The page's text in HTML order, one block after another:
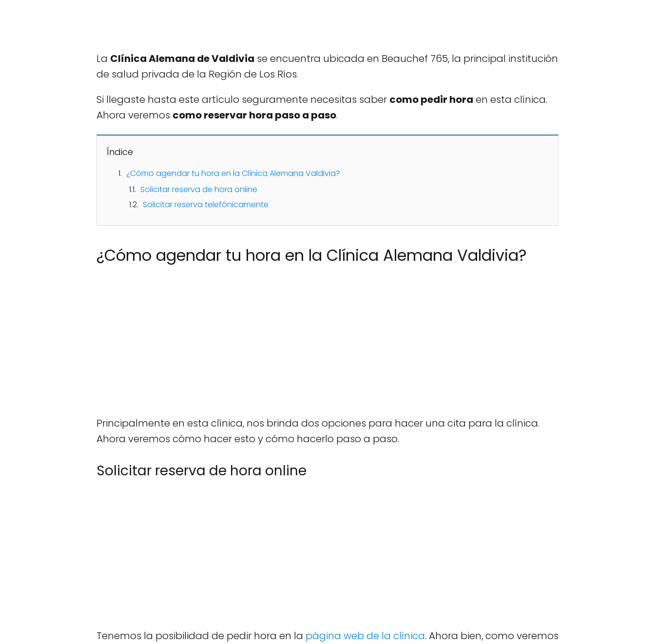
La Clínica Alemana de Valdivia se encuentra ubicada en Beauchef 765, la principal institución
de salud privada de la Región de Los Ríos.
Si llegaste hasta este artículo seguramente necesitas saber como pedir hora en esta clínica.
Ahora veremos como reservar hora paso a paso.
Índice
¿Cómo agendar tu hora en la Clínica Alemana Valdivia?
Solicitar reserva de hora online
Solicitar reserva telefónicamente
¿Cómo agendar tu hora en la Clínica Alemana Valdivia?
Principalmente en esta clínica, nos brinda dos opciones para hacer una cita para la clínica.
Ahora veremos cómo hacer esto y cómo hacerlo paso a paso.
Solicitar reserva de hora online
Tenemos la posibilidad de pedir hora en la página web de la clínica. Ahora bien, como veremos